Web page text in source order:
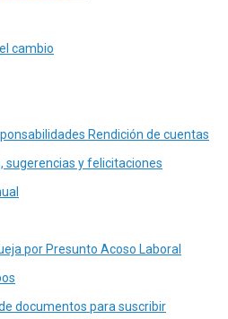
cambio
Rendición de cuentas
sugerencias y felicitaciones
por Presunto Acoso Laboral
documentos para suscribir